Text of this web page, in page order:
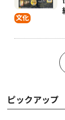
文化
ピックアップ